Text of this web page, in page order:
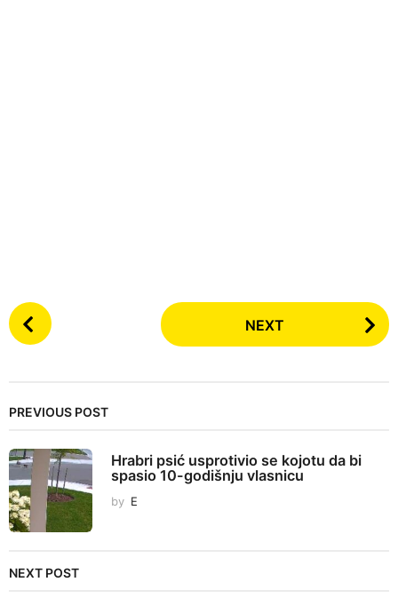
P
o
P
g
i
n
a
i
NEXT
PREVIOUS POST
Hrabri psić usprotivio se kojotu da bi
spasio 10-godišnju vlasnicu
by E
NEXT POST